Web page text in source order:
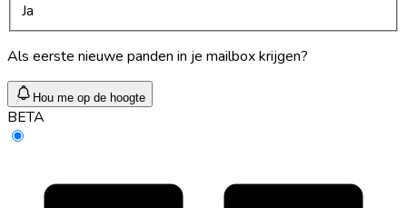
Ja
Als eerste nieuwe panden in je mailbox krijgen?
Hou me op de hoogte
BETA